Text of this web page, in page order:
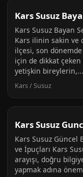
Kars Susuz
Kars Susuz Bayan
Kars ilinin sakin ve
ilçesi, son
için de dikkat
yetişkin bireylerin,...
Kars / Susuz
Kars Susuz
Kars Susuz Güncel
ve İpuçları Kars
arayışı, doğru
yapmak adına